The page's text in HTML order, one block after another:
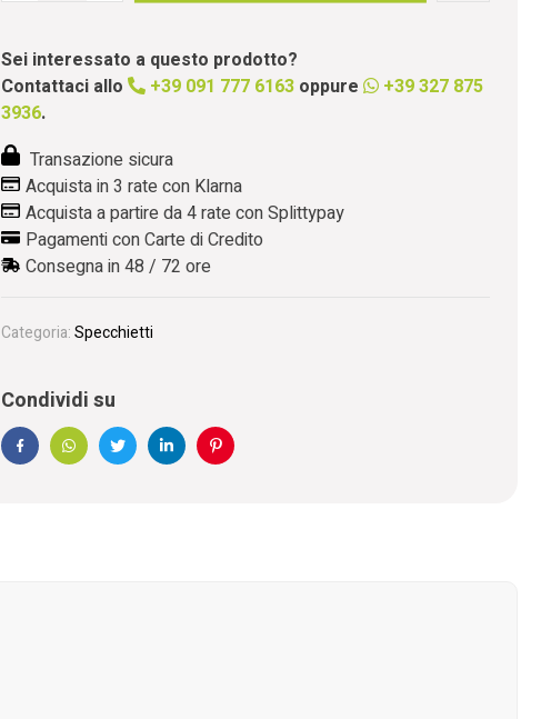
Sei interessato a questo prodotto?
Contattaci allo
+39 091 777 6163 oppure
+39 327 875
3936.
Transazione sicura
Acquista in 3 rate con Klarna
Acquista a partire da 4 rate con Splittypay
Pagamenti con Carte di Credito
Consegna in 48 / 72 ore
Categoria:Specchietti
Condividi su
FacebookWhatsAppTwitterLinkedinPinterest